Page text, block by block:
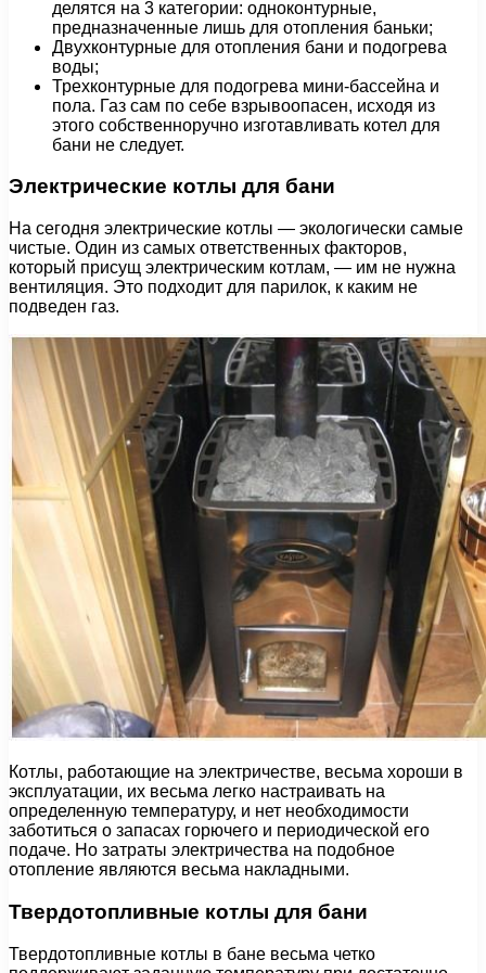
делятся на 3 категории: одноконтурные,
предназначенные лишь для отопления баньки;
Двухконтурные для отопления бани и подогрева
воды;
Трехконтурные для подогрева мини-бассейна и
пола. Газ сам по себе взрывоопасен, исходя из
этого собственноручно изготавливать котел для
бани не следует.
Электрические котлы для бани
На сегодня электрические котлы — экологически самые
чистые. Один из самых ответственных факторов,
который присущ электрическим котлам, — им не нужна
вентиляция. Это подходит для парилок, к каким не
подведен газ.
Котлы, работающие на электричестве, весьма хороши в
эксплуатации, их весьма легко настраивать на
определенную температуру, и нет необходимости
заботиться о запасах горючего и периодической его
подаче. Но затраты электричества на подобное
отопление являются весьма накладными.
Твердотопливные котлы для бани
Твердотопливные котлы в бане весьма четко